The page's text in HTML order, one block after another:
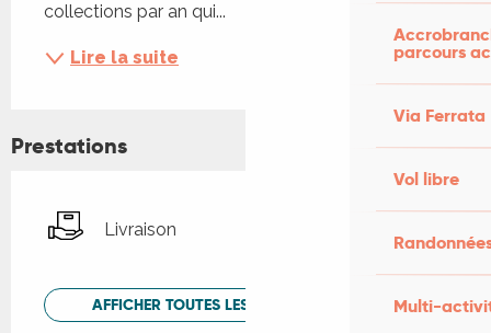
parcours
Via Ferrata
Vol libre
Multi-
collections par an qui...
Lire la suite
Prestations
Livraison
AFFICHER TOUTES LES PRESTATIONS